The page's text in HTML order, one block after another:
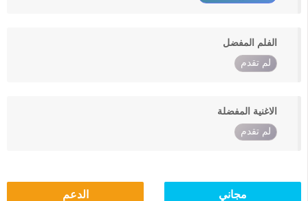
الفلم المفضل
لم تقدم
الاغنية المفضلة
لم تقدم
مجاني الدعم